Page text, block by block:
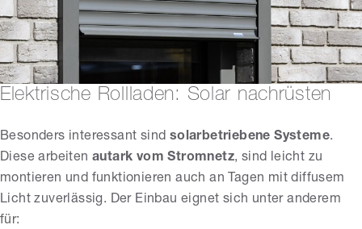
Elektrische Rollladen: Solar nachrüsten
Besonders interessant sind solarbetriebene Systeme.
Diese arbeitenautark vom Stromnetz, sind leicht zu
montieren und funktionieren auch an Tagen mit diffusem
Licht zuverlässig. Der Einbau eignet sich unter anderem
für: